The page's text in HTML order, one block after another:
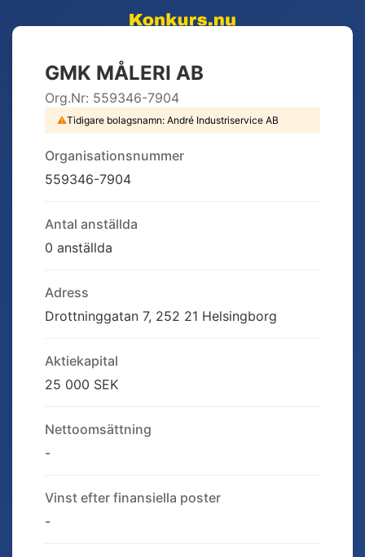
GMK MÅLERI AB
Org.Nr: 559346-7904
⚠Tidigare bolagsnamn: André Industriservice AB
Organisationsnummer
559346-7904
Antal anställda
0 anställda
Adress
Drottninggatan 7, 252 21 Helsingborg
Aktiekapital
25 000 SEK
Nettoomsättning
-
Vinst efter finansiella poster
-